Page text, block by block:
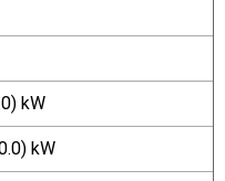
kW
kW